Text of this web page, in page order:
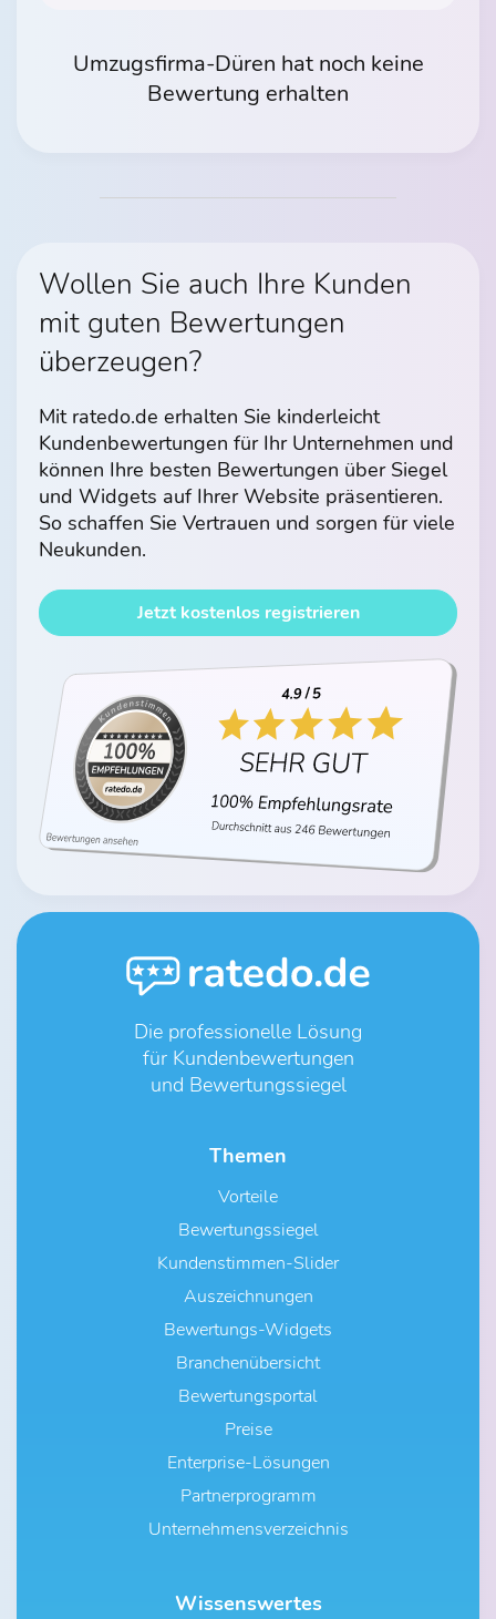
Umzugsfirma-Düren hat noch keine
Bewertung erhalten
Wollen Sie auch Ihre Kunden
mit guten Bewertungen
überzeugen?
Mit ratedo.de erhalten Sie kinderleicht
Kundenbewertungen für Ihr Unternehmen und
können Ihre besten Bewertungen über Siegel
und Widgets auf Ihrer Website präsentieren.
So schaffen Sie Vertrauen und sorgen für viele
Neukunden.
Jetzt kostenlos registrieren
Die professionelle Lösung
für Kundenbewertungen
und Bewertungssiegel
Themen
Vorteile
Bewertungssiegel
Kundenstimmen-Slider
Auszeichnungen
Bewertungs-Widgets
Branchenübersicht
Bewertungsportal
Preise
Enterprise-Lösungen
Partnerprogramm
Unternehmensverzeichnis
Wissenswertes